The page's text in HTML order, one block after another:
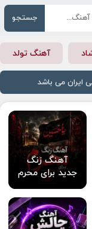
جستجو
آهنگ تولد
ایران می باشد
آهنگ زنگ
جدید برای محرم